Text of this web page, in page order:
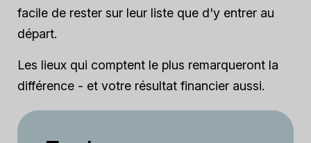
facile de rester sur leur liste que d'y entrer au
départ.
Les lieux qui comptent le plus remarqueront la
différence - et votre résultat financier aussi.